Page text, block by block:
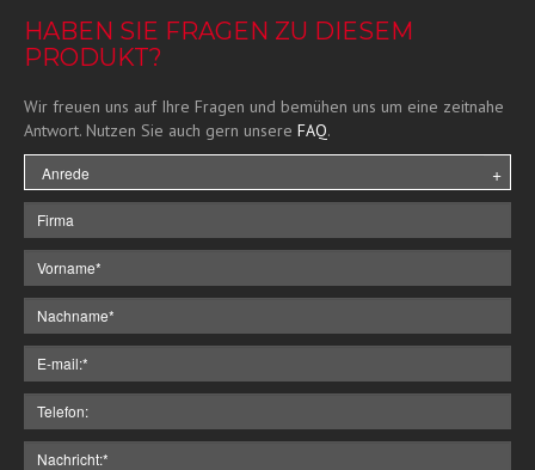
HABEN SIE FRAGEN ZU DIESEM
PRODUKT?
Wir freuen uns auf Ihre Fragen und bemühen uns um eine zeitnahe
Antwort. Nutzen Sie auch gern unsere FAQ.